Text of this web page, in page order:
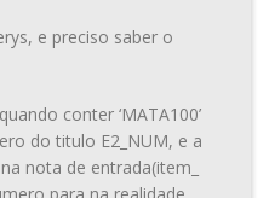
e preciso saber o
conter ‘MATA100’
do titulo E2_NUM, e a
nota de entrada(item_
para na realidade